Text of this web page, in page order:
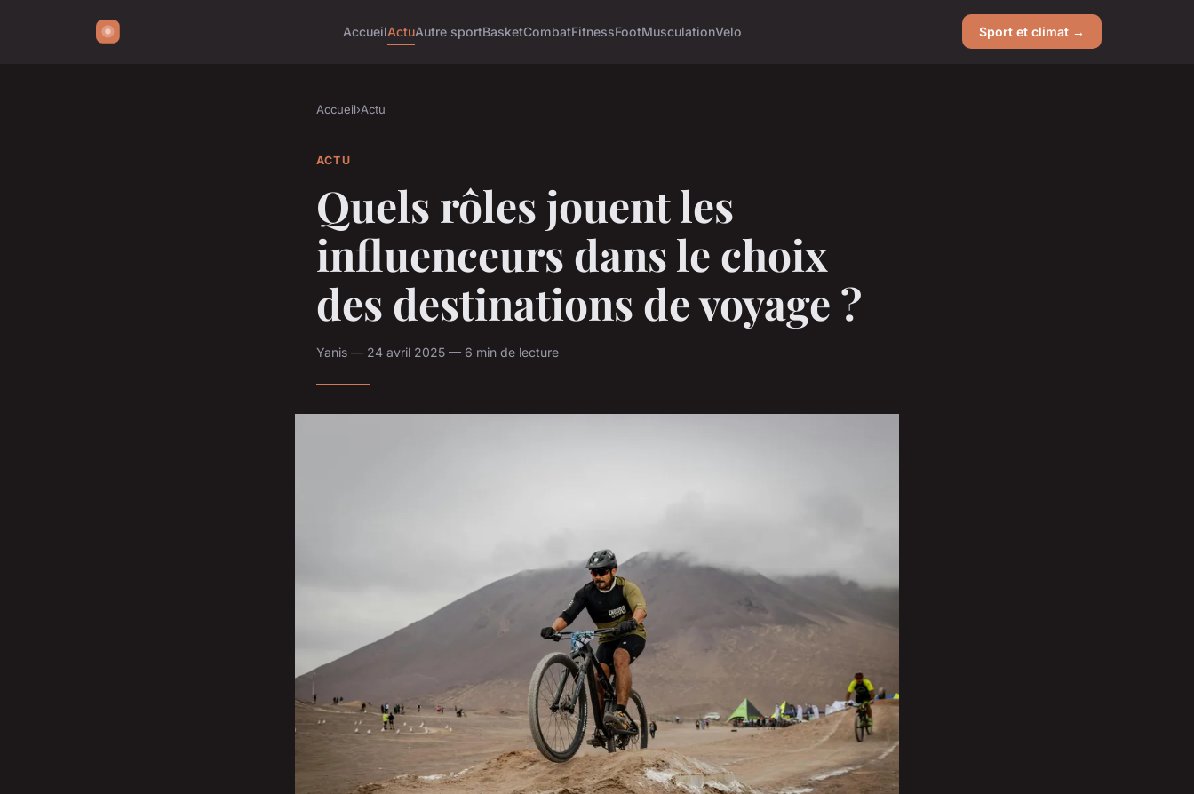
AccueilActuAutre sportBasketCombatFitnessFootMusculationVelo Sport et climat →
Accueil›Actu
ACTU
Quels rôles jouent les
influenceurs dans le choix
des destinations de voyage ?
Yanis — 24 avril 2025 — 6 min de lecture